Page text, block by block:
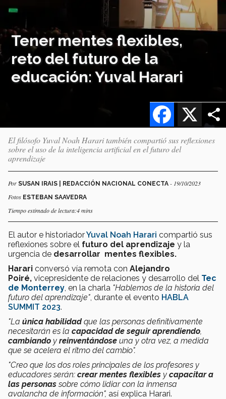
Tener mentes flexibles,
reto del futuro de la
educación: Yuval Harari
X
Facebook
El filósofo Yuval Noah Harari también compartió sus reflexiones
sobre el uso de la inteligencia artificial en el futuro del
aprendizaje
Por SUSAN IRAIS | REDACCIÓN NACIONAL CONECTA - 19/10/2023
Fotos ESTEBAN SAAVEDRA
Tiempo estimado de lectura:4 mins
El autor e historiadorYuval Noah Harari compartió sus
reflexiones sobre el futuro del aprendizaje y la
urgencia de desarrollar mentes flexibles.
Harari conversó vía remota con Alejandro
Poiré, vicepresidente de relaciones y desarrollo del Tec
de Monterrey , en la charla "Hablemos de la historia del
futuro del aprendizaje" , durante el evento HABLA
SUMMIT 2023.
"La única habilidadque las personas definitivamente
necesitarán es la capacidad de seguir aprendiendo
cambiando y reinventándose una y otra vez, a medida
que se acelera el ritmo del cambio".
"Creo que los dos roles principales de los profesores y
educadores serán: crear mentes flexibles y capacitar a
las personassobre cómo lidiar con la inmensa
avalancha de información", así explica Harari.